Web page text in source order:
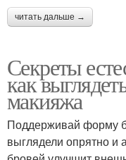
читать дальше →
Секреты
как
макияжа
Поддерживай форму
выглядели опрятно и